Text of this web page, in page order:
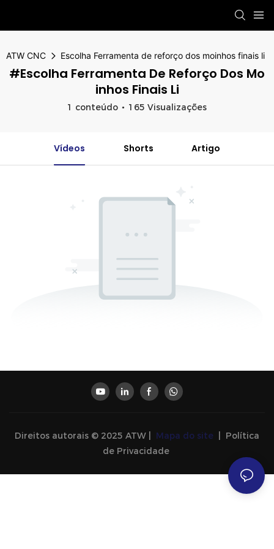
ATW CNC Escolha Ferramenta de reforço dos moinhos finais li
#Escolha Ferramenta De Reforço Dos Mo
Inhos Finais Li
1 conteúdo 165 Visualizações
Vídeos Shorts Artigo
Direitos autorais © 2025 ATW | Mapa do site
Política
de Privacidade